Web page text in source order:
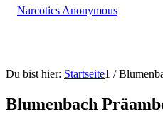
Du bist hier: Startseite1 /
Blumenbach